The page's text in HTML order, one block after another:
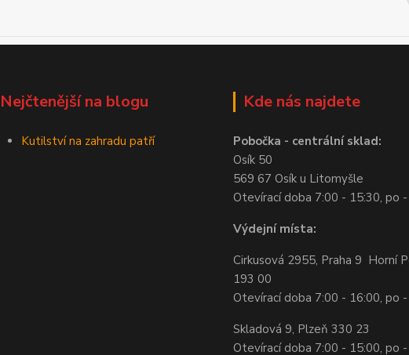
Nejčtenější na blogu
Kutilství na zahradu patří
Kde nás najdete
Pobočka - centrální sklad:
Osík 50
569 67 Osík u Litomyšle
Otevírací doba 7:00 - 15:30, po
Výdejní místa:
Cirkusová 2955, Praha 9 Horní
193 00
Otevírací doba 7:00 - 16:00, po
Skladová 9, Plzeň 330 23
Otevírací doba 7:00 - 15:00, po